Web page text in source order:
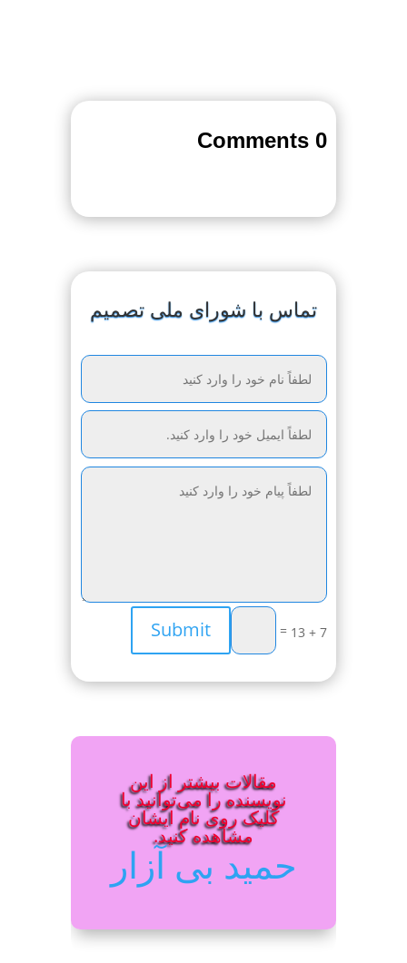
0 Comments
تماس با شورای ملی تصمیم
7 + 13
=
Submit
مقالات بیشتر از این
نویسنده را می‌توانید با
کلیک روی نام ایشان
مشاهده کنید.
حمید بی آزار